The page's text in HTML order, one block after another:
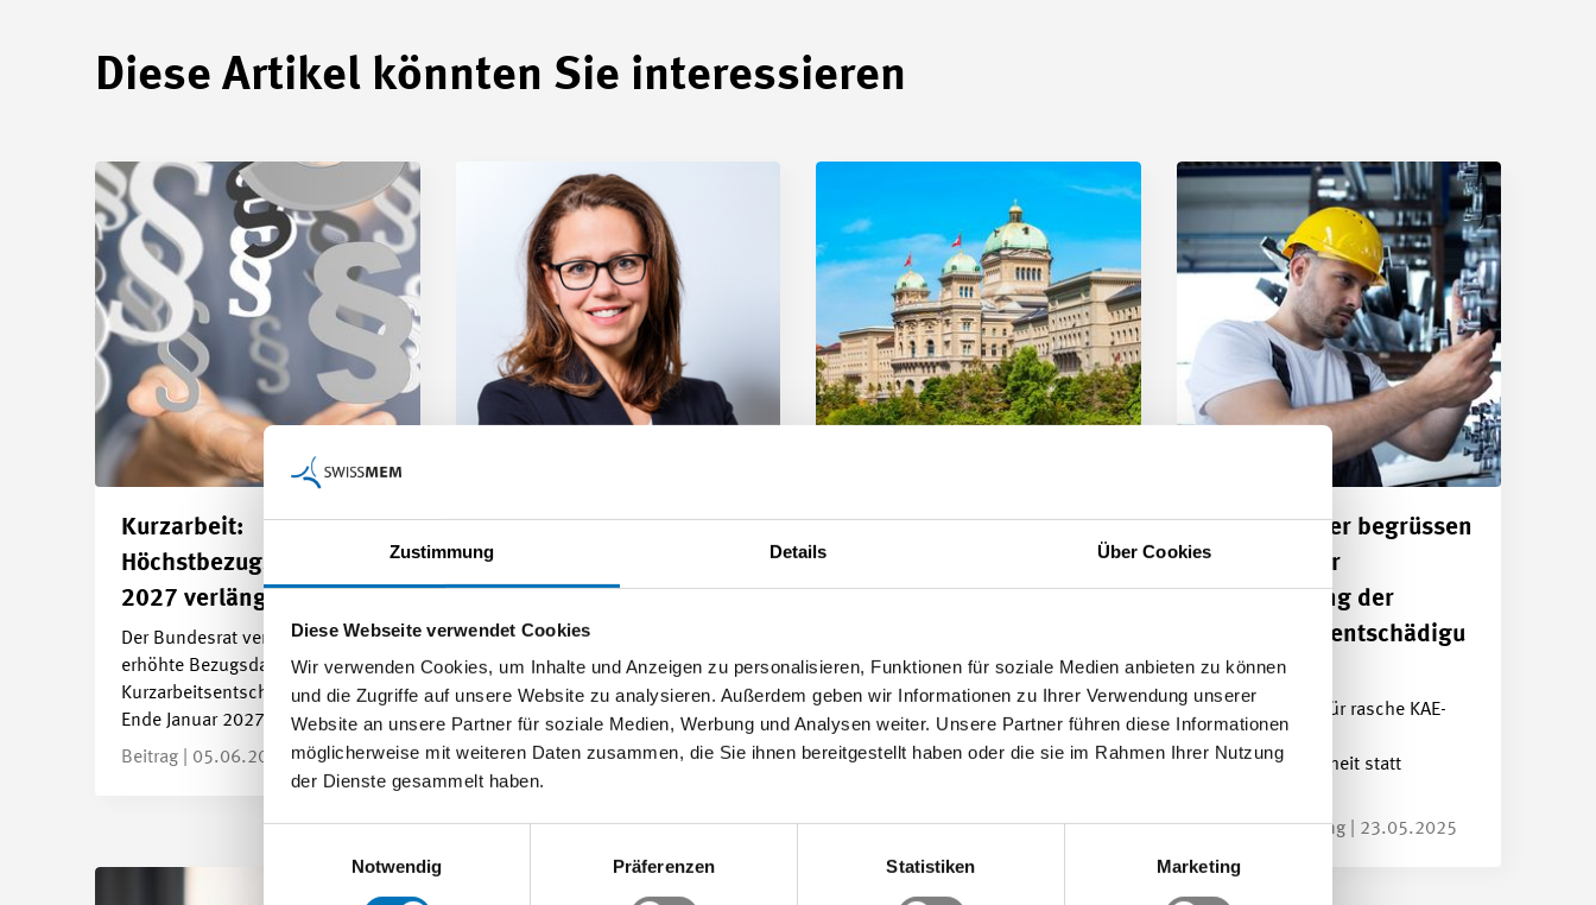
Zustimmung Details Über Cookies
Diese Webseite verwendet Cookies
Wir verwenden Cookies, um Inhalte und Anzeigen zu personalisieren, Funktionen für soziale Medien anbieten zu können
und die Zugriffe auf unsere Website zu analysieren. Außerdem geben wir Informationen zu Ihrer Verwendung unserer
Website an unsere Partner für soziale Medien, Werbung und Analysen weiter. Unsere Partner führen diese Informationen
möglicherweise mit weiteren Daten zusammen, die Sie ihnen bereitgestellt haben oder die sie im Rahmen Ihrer Nutzung
der Dienste gesammelt haben.
Notwendig
Präferenzen Statistiken Marketing
Diese Artikel könnten Sie interessieren
Kurzarbeit:
Höchstbezugsdauer bis
2027 verlängert
Der Bundesrat verlängert die
erhöhte Bezugsdauer für
Kurzarbeitsentschädigung bis
Ende Januar 2027.…
Beitrag | 05.06.2026
AHV-Reform 2030:
Bundesrat scheut
Symptombehandlung statt
Ursachenbekämpfung – so lässt
sich die vom Bundesrat
präsentierte AHV-Reform…
Beitrag | 08.12.2025
Neu 24 Monate
Kurzarbeitsentschädigungen auf
24 Monate…
Beitrag | 28.09.2025
Sozialpartner begrüssen
Initiative zur
Verlängerung der
Kurzarbeitsentschädigu
ng
Unterstützung für rasche KAE-
Planungssicherheit statt
Medienmitteilung | 23.05.2025